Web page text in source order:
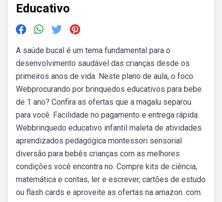
Educativo
A saúde bucal é um tema fundamental para o
desenvolvimento saudável das crianças desde os
primeiros anos de vida. Neste plano de aula, o foco.
Webprocurando por brinquedos educativos para bebe
de 1 ano? Confira as ofertas que a magalu separou
para você. Facilidade no pagamento e entrega rápida.
Webbrinquedo educativo infantil maleta de atividades
aprendizados pedagógica montessori sensorial
diversão para bebês crianças com as melhores
condições você encontra no. Compre kits de ciência,
matemática e contas, ler e escrever, cartões de estudo
ou flash cards e aproveite as ofertas na amazon. com.